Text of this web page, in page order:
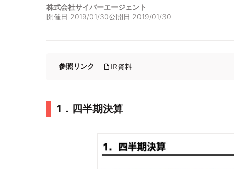
株式会社サイバーエージェント
開催日 2019/01/30公開日 2019/01/30
参照リンク IR資料
1．四半期決算